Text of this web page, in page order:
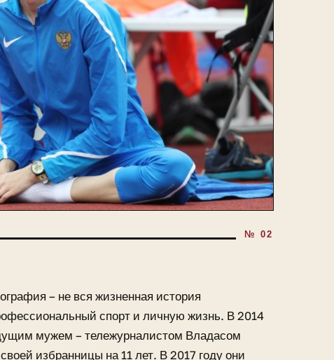
– не вся жизненная история
спорт и личную жизнь. В 2014
мужем – тележурналистом Владасом
избранницы на 11 лет. В 2017 году они